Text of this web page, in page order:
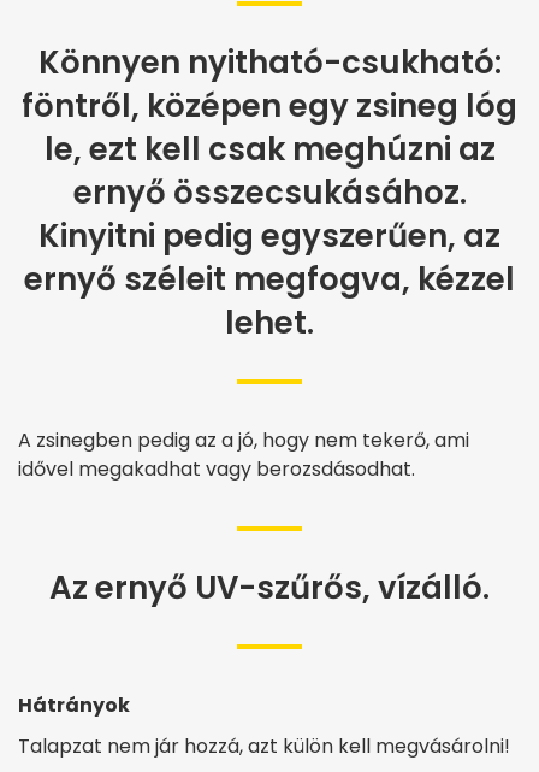
Könnyen nyitható-csukható:
föntről, középen egy zsineg lóg
le, ezt kell csak meghúzni az
ernyő összecsukásához.
Kinyitni pedig egyszerűen, az
ernyő széleit megfogva, kézzel
lehet.
A zsinegben pedig az a jó, hogy nem tekerő, ami
idővel megakadhat vagy berozsdásodhat.
Az ernyő UV-szűrős, vízálló.
Hátrányok
Talapzat nem jár hozzá, azt külön kell megvásárolni!